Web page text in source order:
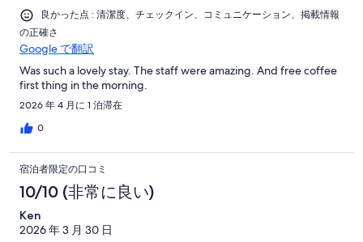
良かった点 : 清潔度、チェックイン、コミュニケーション、掲載情報
の正確さ
Google で翻訳
Was such a lovely stay. The staff were amazing. And free coffee
first thing in the morning.
2026 年 4 月に 1 泊滞在
0
宿泊者限定の口コミ
10/10 (非常に良い)
Ken
2026 年 3 月 30 日